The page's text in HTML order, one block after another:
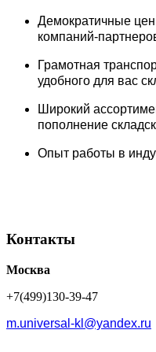
Демократичные
компаний-
Грамотная
удобного для вас
Широкий
пополнение
Опыт работы в
Контакты
Москва
+7(499)130-39-47
m.universal-kl@yandex.ru